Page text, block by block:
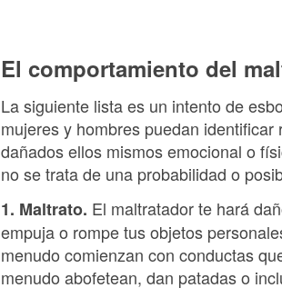
El comportamiento del
La siguiente lista es un intento de
mujeres y hombres puedan
dañados ellos mismos emocional o
no se trata de una probabilidad o
1. Maltrato. El maltratador te hará
empuja o rompe tus objetos
menudo comienzan con conductas
menudo abofetean, dan patadas o